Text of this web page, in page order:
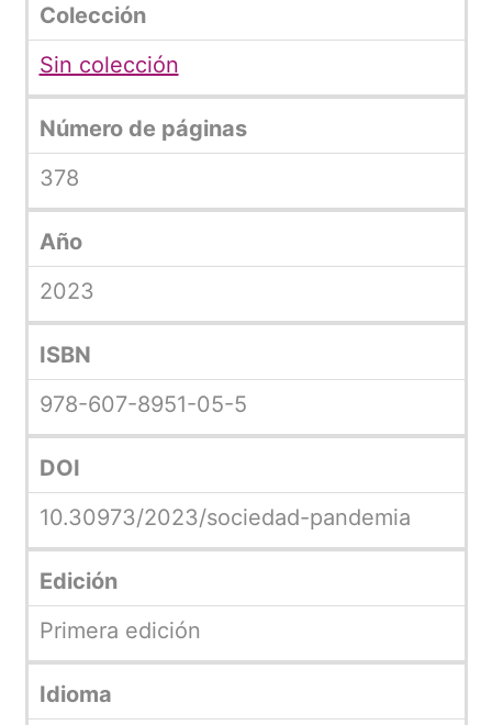
Colección
Sin colección
Número de páginas
378
Año
2023
ISBN
978-607-8951-05-5
DOI
10.30973/2023/sociedad-pandemia
Edición
Primera edición
Idioma